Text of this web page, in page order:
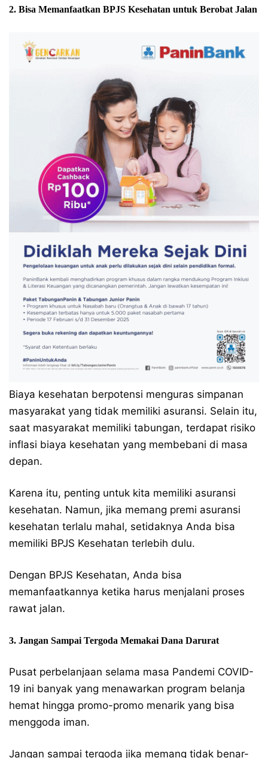
2. Bisa Memanfaatkan BPJS Kesehatan untuk Berobat Jalan
Biaya kesehatan berpotensi menguras simpanan
masyarakat yang tidak memiliki asuransi. Selain itu,
saat masyarakat memiliki tabungan, terdapat risiko
inflasi biaya kesehatan yang membebani di masa
depan.
Karena itu, penting untuk kita memiliki asuransi
kesehatan. Namun, jika memang premi asuransi
kesehatan terlalu mahal, setidaknya Anda bisa
memiliki BPJS Kesehatan terlebih dulu.
Dengan BPJS Kesehatan, Anda bisa
memanfaatkannya ketika harus menjalani proses
rawat jalan.
3. Jangan Sampai Tergoda Memakai Dana Darurat
Pusat perbelanjaan selama masa Pandemi COVID-
19 ini banyak yang menawarkan program belanja
hemat hingga promo-promo menarik yang bisa
menggoda iman.
Jangan sampai tergoda jika memang tidak benar-